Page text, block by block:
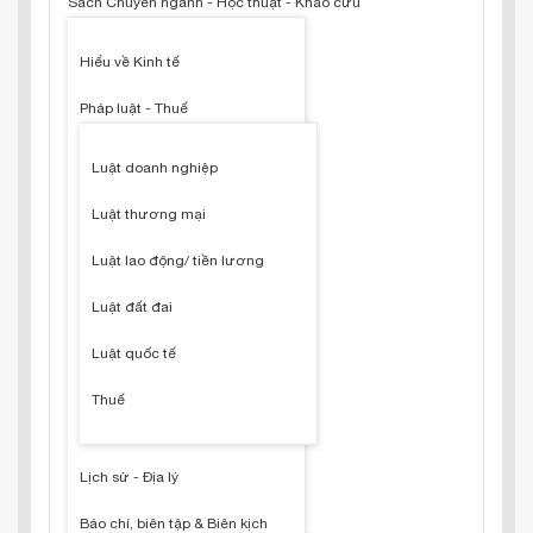
Hiểu về Kinh tế
Pháp luật - Thuế
Luật doanh nghiệp
Luật thương mại
Luật lao động/ tiền lương
Luật đất đai
Luật quốc tế
Thuế
Lịch sử - Địa lý
Báo chí, biên tập & Biên kịch